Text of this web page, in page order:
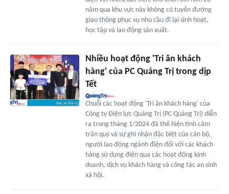
năm qua khu vực này không có tuyến đường
giao thông phục vụ nhu cầu đi lại sinh hoạt,
học tập và lao động sản xuất.
Nhiều hoạt động 'Tri ân khách
hàng' của PC Quảng Trị trong dịp
Tết
Chuỗi các hoạt động 'Tri ân khách hàng' của
Công ty Điện lực Quảng Trị (PC Quảng Trị) diễn
ra trong tháng 1/2024 đã thể hiện tình cảm
trân quý và sự ghi nhận đặc biệt của cán bộ,
người lao động ngành điện đối với các khách
hàng sử dụng điện qua các hoạt động kinh
doanh, dịch vụ khách hàng và công tác an sinh
xã hội.